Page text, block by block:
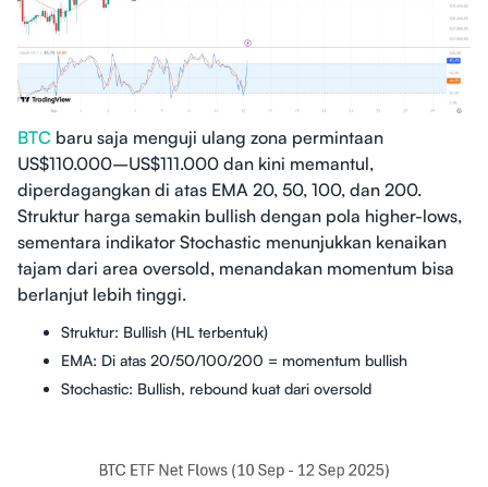
BTC baru saja menguji ulang zona permintaan
US$110.000–US$111.000 dan kini memantul,
diperdagangkan di atas EMA 20, 50, 100, dan 200.
Struktur harga semakin bullish dengan pola higher-lows,
sementara indikator Stochastic menunjukkan kenaikan
tajam dari area oversold, menandakan momentum bisa
berlanjut lebih tinggi.
Struktur: Bullish (HL terbentuk)
EMA: Di atas 20/50/100/200 = momentum bullish
Stochastic: Bullish, rebound kuat dari oversold